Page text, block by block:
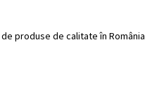
produse de calitate în România